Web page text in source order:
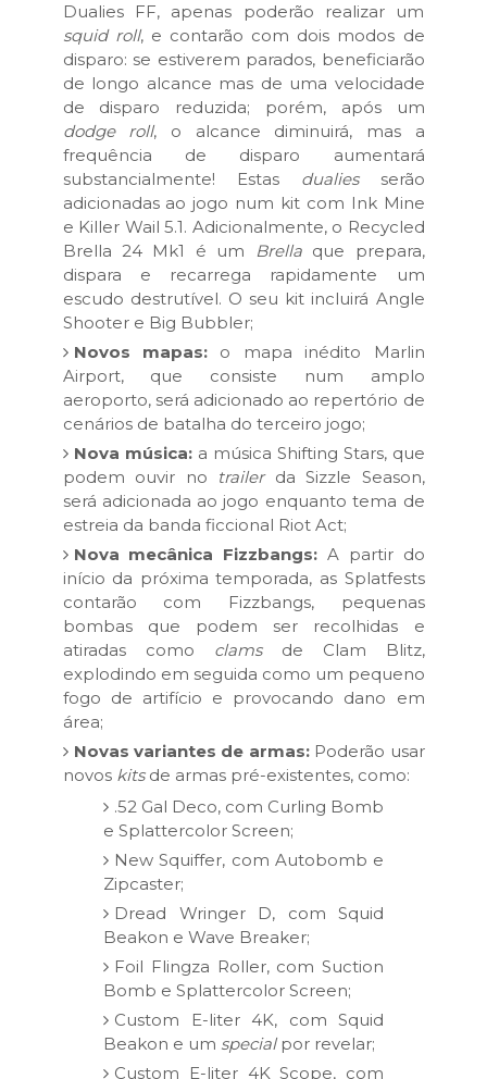
Dualies FF, apenas poderão realizar um
squid roll, e contarão com dois modos de
disparo: se estiverem parados, beneficiarão
de longo alcance mas de uma velocidade
de disparo reduzida; porém, após um
dodge roll, o alcance diminuirá, mas a
frequência de disparo aumentará
substancialmente! Estas dualiesserão
adicionadas ao jogo num kit com Ink Mine
e Killer Wail 5.1. Adicionalmente, o Recycled
Brella 24 Mk1 é um
Brellaque prepara,
dispara e recarrega rapidamente um
escudo destrutível. O seu kit incluirá Angle
Shooter e Big Bubbler;
Novos mapas: o mapa inédito Marlin
Airport, que consiste num amplo
aeroporto, será adicionado ao repertório de
cenários de batalha do terceiro jogo;
Nova música:a música Shifting Stars, que
podem ouvir no
trailerda Sizzle Season,
será adicionada ao jogo enquanto tema de
estreia da banda ficcional Riot Act;
Nova mecânica Fizzbangs: A partir do
início da próxima temporada, as Splatfests
contarão com Fizzbangs, pequenas
bombas que podem ser recolhidas e
atiradas como clams de Clam Blitz,
explodindo em seguida como um pequeno
fogo de artifício e provocando dano em
área;
Novas variantes de armas:Poderão usar
novos kitsde armas pré-existentes, como:
.52 Gal Deco, com Curling Bomb
e Splattercolor Screen;
New Squiffer, com Autobomb e
Zipcaster;
Dread Wringer D, com Squid
Beakon e Wave Breaker;
Foil Flingza Roller, com Suction
Bomb e Splattercolor Screen;
Custom E-liter 4K, com Squid
Beakon e um specialpor revelar;
Custom E-liter 4K Scope, com